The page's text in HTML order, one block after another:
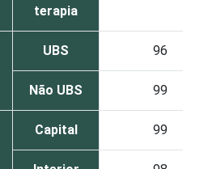
terapia
UBS 96
Não UBS 99
Capital 99